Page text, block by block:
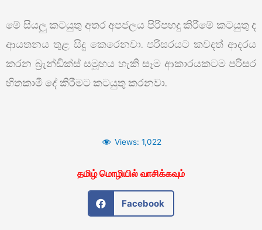
මේ සියලු කටයුතු අතර අපජලය පිරිපහදු කිරීමේ කටයුතු ද
ආයතනය තුළ සිදු කෙරෙනවා. පරිසරයට කවදත් ආදරය
කරන බ්‍රැන්ඩික්ස් සමූහය හැකි සෑම ආකාරයකටම පරිසර
හිතකාමී දේ කිරීමට කටයුතු කරනවා.
Views: 1,022
தமிழ் மொழியில் வாசிக்கவும்
Facebook